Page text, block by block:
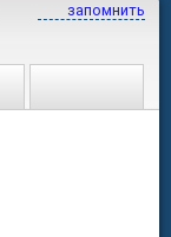
запомнить